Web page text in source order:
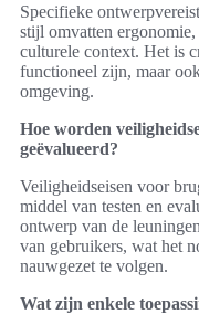
Specifieke
stijl omvatten
culturele context. Het is
functioneel zijn, maar
omgeving.
Hoe worden
geëvalueerd?
Veiligheidseisen voor
middel van testen en
ontwerp van de
van gebruikers, wat het
nauwgezet te volgen.
Wat zijn enkele